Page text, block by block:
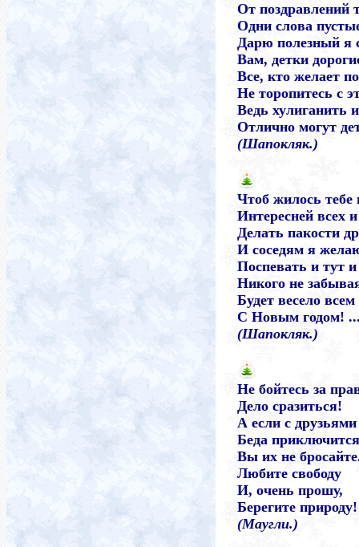
От поздравлений
Одни слова
Дарю полезный я
Вам, детки
Все, кто желает
Не торопитесь с
Ведь хулиганить
Отлично могут
(Шапокляк.)
Чтоб жилось тебе
Интересней всех
Делать пакости
И соседям я
Поспевать и тут
Никого не
Будет весело
С Новым годом!
(Шапокляк.)
Не бойтесь за
Дело сразиться!
А если с друзьями
Беда
Вы их не
Любите свободу
И, очень прошу,
Берегите природу!
(Маугли.)